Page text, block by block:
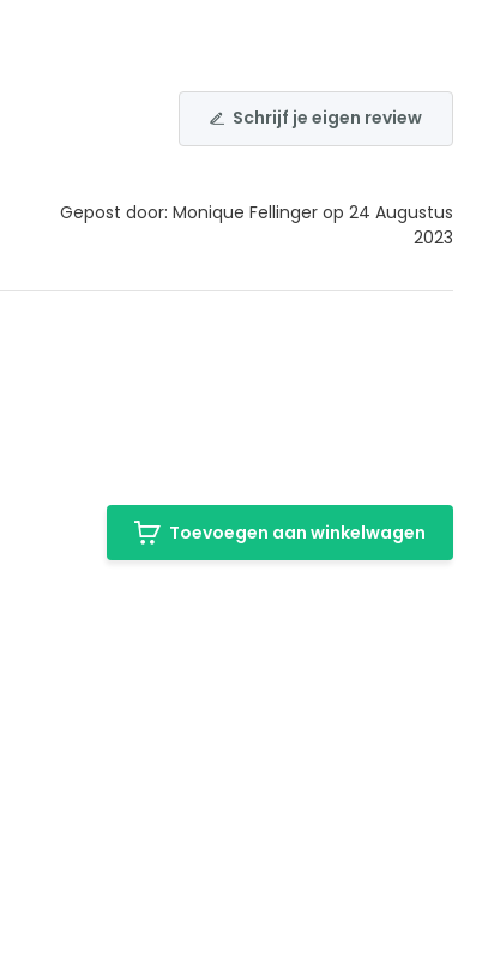
Schrijf je eigen review
Gepost door: Monique Fellinger op 24 Augustus
2023
Toevoegen aan winkelwagen